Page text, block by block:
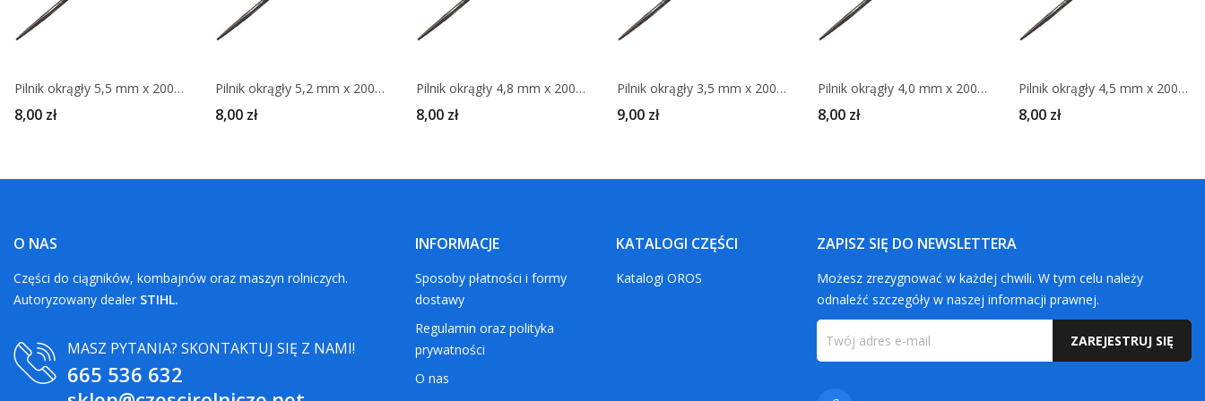
Pilnik okrągły 5,5 mm x 200 mm STIHL
8,00 zł
Pilnik okrągły 5,2 mm x 200 mm STIHL
8,00 zł
Pilnik okrągły 4,8 mm x 200 mm STIHL
8,00 zł
Pilnik okrągły 3,5 mm x 200 mm STIHL
9,00 zł
Pilnik okrągły 4,0 mm x 200 mm STIHL
8,00 zł
Pilnik okrągły 4,5 mm x 200 mm STIHL
8,00 zł
O NAS
Części do ciągników, kombajnów oraz maszyn rolniczych.
Autoryzowany dealer STIHL.
MASZ PYTANIA? SKONTAKTUJ SIĘ Z NAMI!
665 536 632
INFORMACJE
Sposoby płatności i formy
dostawy
Regulamin oraz polityka
prywatności
O nas
KATALOGI CZĘŚCI
Katalogi OROS
ZAPISZ SIĘ DO NEWSLETTERA
Możesz zrezygnować w każdej chwili. W tym celu należy
odnaleźć szczegóły w naszej informacji prawnej.